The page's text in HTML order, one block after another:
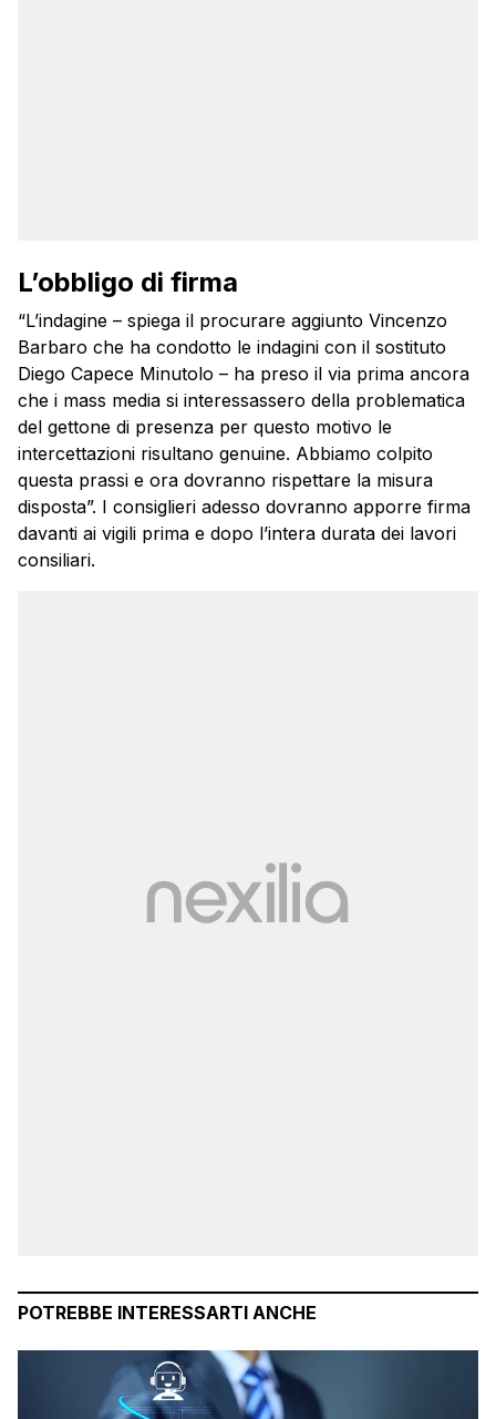
L’obbligo di firma
“L’indagine – spiega il procurare aggiunto Vincenzo
Barbaro che ha condotto le indagini con il sostituto
Diego Capece Minutolo – ha preso il via prima ancora
che i mass media si interessassero della problematica
del gettone di presenza per questo motivo le
intercettazioni risultano genuine. Abbiamo colpito
questa prassi e ora dovranno rispettare la misura
disposta”. I consiglieri adesso dovranno apporre firma
davanti ai vigili prima e dopo l’intera durata dei lavori
consiliari.
POTREBBE INTERESSARTI ANCHE